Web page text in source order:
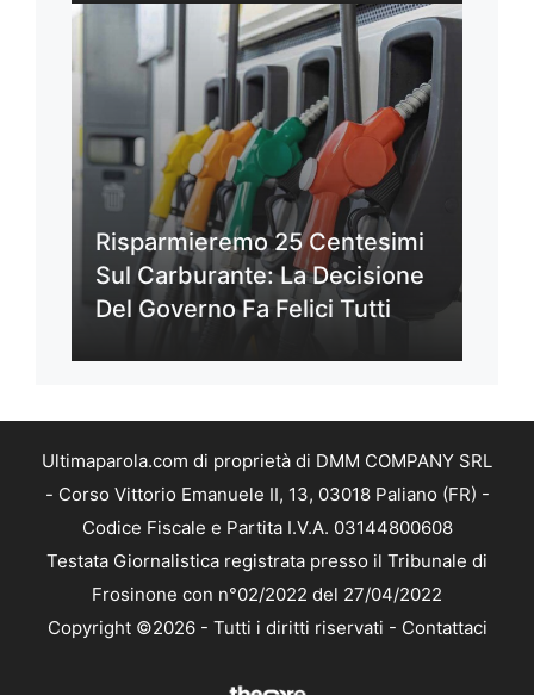
Risparmieremo 25 Centesimi
Sul Carburante: La Decisione
Del Governo Fa Felici Tutti
Ultimaparola.com di proprietà di DMM COMPANY SRL
- Corso Vittorio Emanuele II, 13, 03018 Paliano (FR) -
Codice Fiscale e Partita I.V.A. 03144800608
Testata Giornalistica registrata presso il Tribunale di
Frosinone con n°02/2022 del 27/04/2022
Copyright ©2026 - Tutti i diritti riservati - Contattaci